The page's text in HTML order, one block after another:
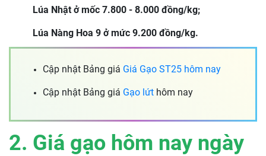
Lúa Nhật ở mốc 7.800 - 8.000 đồng/kg;
Lúa Nàng Hoa 9 ở mức 9.200 đồng/kg.
Cập nhật Bảng giá Giá Gạo ST25 hôm nay
Cập nhật Bảng giá Gạo lứt hôm nay
2. Giá gạo hôm nay ngày